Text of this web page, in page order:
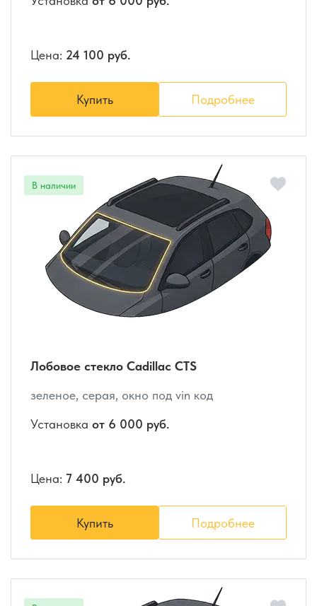
Цена: 24 100 руб.
Купить Подробнее
Лобовое стекло Cadillac CTS
зеленое, серая, окно под vin код
Установка от 6 000 руб.
Цена: 7 400 руб.
Купить Подробнее